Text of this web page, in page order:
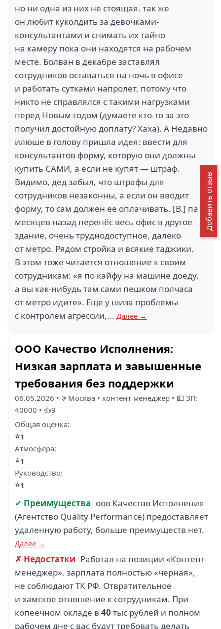
но ни одна из них не стоящая. так же
он любит куколдить за девочками-
консультантами и снимать их тайно
на камеру пока они находятся на рабочем
месте. Болван в декабре заставлял
сотрудников оставаться на ночь в офисе
и работать сутками напролёт, потому что
никто не справлялся с такими нагрузками
перед Новым годом (думаете кто-то за это
получил достойную доплату? Хаха). А Недавно
илюше в голову пришла идея: ввести для
консультантов форму, которую они должны
купить САМИ, а если не купят — штраф.
Видимо, дед забыл, что штрафы для
сотрудников незаконны, а если он вводит
форму, то сам должен ее оплачивать. [В.] пару
месяцев назад перенёс весь офис в другое
здание, очень труднодоступное, далеко
от метро. Рядом стройка и всякие таджики.
В этом тоже читается отношение к своим
сотрудникам: «я по кайфу на машине доеду,
а вы как-нибудь там сами пешком полчаса
от метро идите». Еще у шиза проблемы
с контролем агрессии,... Далее →
ООО Качество Исполнения:
Низкая зарплата и завышенные
требования без поддержки
06.05.2026 • Москва • контент менеджер • 💵 ЗП:
40000 • 👍9
Общая оценка:
⭐1
Атмосфера:
⭐1
Руководство:
⭐1
✓ Преимущества ооо Качество Исполнения
(Агентство Quality Performance) предоставляет
удаленную работу, больше преимуществ нет.
Далее →
✗ Недостатки Работал на позиции «Контент-
менеджер», зарплата полностью «черная»,
не соблюдают ТК РФ. Отвратительное
и хамское отношение к сотрудникам. При
копеечном окладе в 40 тыс рублей и полном
рабочем дне с вас будут требовать делать
Добавить отзыв